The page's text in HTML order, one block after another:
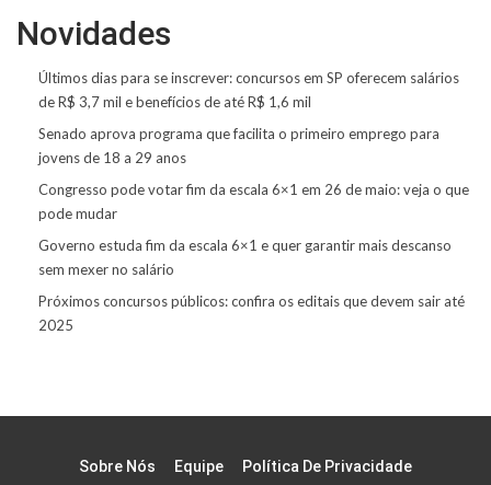
Novidades
Últimos dias para se inscrever: concursos em SP oferecem salários
de R$ 3,7 mil e benefícios de até R$ 1,6 mil
Senado aprova programa que facilita o primeiro emprego para
jovens de 18 a 29 anos
Congresso pode votar fim da escala 6×1 em 26 de maio: veja o que
pode mudar
Governo estuda fim da escala 6×1 e quer garantir mais descanso
sem mexer no salário
Próximos concursos públicos: confira os editais que devem sair até
2025
Sobre Nós Equipe Política De Privacidade